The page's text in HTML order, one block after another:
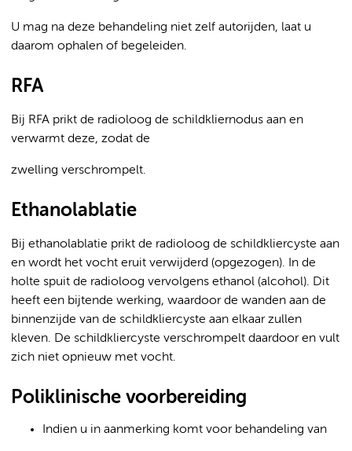
U mag na deze behandeling niet zelf autorijden, laat u
daarom ophalen of begeleiden.
RFA
Bij RFA prikt de radioloog de schildkliernodus aan en
verwarmt deze, zodat de
zwelling verschrompelt.
Ethanolablatie
Bij ethanolablatie prikt de radioloog de schildkliercyste aan
en wordt het vocht eruit verwijderd (opgezogen). In de
holte spuit de radioloog vervolgens ethanol (alcohol). Dit
heeft een bijtende werking, waardoor de wanden aan de
binnenzijde van de schildkliercyste aan elkaar zullen
kleven. De schildkliercyste verschrompelt daardoor en vult
zich niet opnieuw met vocht.
Poliklinische voorbereiding
Indien u in aanmerking komt voor behandeling van